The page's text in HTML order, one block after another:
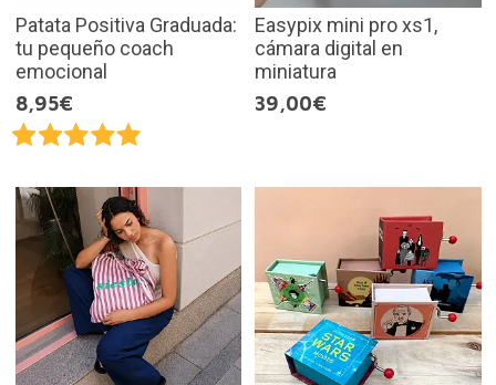
Patata Positiva Graduada:
tu pequeño coach
emocional
8,95€
Easypix mini pro xs1,
cámara digital en
miniatura
39,00€